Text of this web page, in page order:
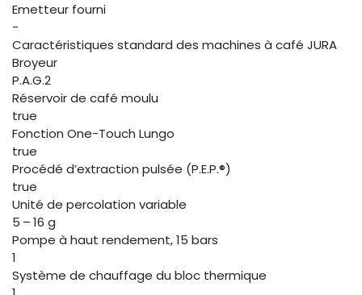
Emetteur fourni
-
Caractéristiques standard des machines à café JURA
Broyeur
P.A.G.2
Réservoir de café moulu
true
Fonction One-Touch Lungo
true
Procédé d’extraction pulsée (P.E.P.®)
true
Unité de percolation variable
5 – 16 g
Pompe à haut rendement, 15 bars
1
Système de chauffage du bloc thermique